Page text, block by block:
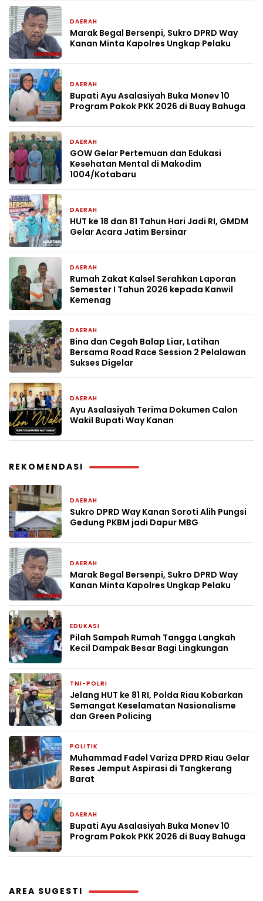
DAERAH
Marak Begal Bersenpi, Sukro DPRD Way
Kanan Minta Kapolres Ungkap Pelaku
DAERAH
Bupati Ayu Asalasiyah Buka Monev 10
Program Pokok PKK 2026 di Buay Bahuga
DAERAH
GOW Gelar Pertemuan dan Edukasi
Kesehatan Mental di Makodim
1004/Kotabaru
DAERAH
HUT ke 18 dan 81 Tahun Hari Jadi RI, GMDM
Gelar Acara Jatim Bersinar
DAERAH
Rumah Zakat Kalsel Serahkan Laporan
Semester I Tahun 2026 kepada Kanwil
Kemenag
DAERAH
Bina dan Cegah Balap Liar, Latihan
Bersama Road Race Session 2 Pelalawan
Sukses Digelar
DAERAH
Ayu Asalasiyah Terima Dokumen Calon
Wakil Bupati Way Kanan
REKOMENDASI
DAERAH
Sukro DPRD Way Kanan Soroti Alih Pungsi
Gedung PKBM jadi Dapur MBG
DAERAH
Marak Begal Bersenpi, Sukro DPRD Way
Kanan Minta Kapolres Ungkap Pelaku
EDUKASI
Pilah Sampah Rumah Tangga Langkah
Kecil Dampak Besar Bagi Lingkungan
TNI-POLRI
Jelang HUT ke 81 RI, Polda Riau Kobarkan
Semangat Keselamatan Nasionalisme
dan Green Policing
POLITIK
Muhammad Fadel Variza DPRD Riau Gelar
Reses Jemput Aspirasi di Tangkerang
Barat
DAERAH
Bupati Ayu Asalasiyah Buka Monev 10
Program Pokok PKK 2026 di Buay Bahuga
AREA SUGESTI